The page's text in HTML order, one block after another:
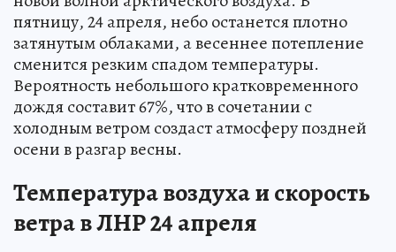
пятницу, 24 апреля, небо останется плотно
затянутым облаками, а весеннее потепление
сменится резким спадом температуры.
Вероятность небольшого кратковременного
дождя составит 67%, что в сочетании с
холодным ветром создаст атмосферу поздней
осени в разгар весны.
Температура воздуха и скорость
ветра в ЛНР 24 апреля